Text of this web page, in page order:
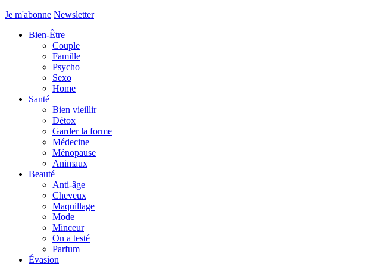
Je m'abonne Newsletter
Bien-Être
Couple
Famille
Psycho
Sexo
Home
Santé
Bien vieillir
Détox
Garder la forme
Médecine
Ménopause
Animaux
Beauté
Anti-âge
Cheveux
Maquillage
Mode
Minceur
On a testé
Parfum
Évasion